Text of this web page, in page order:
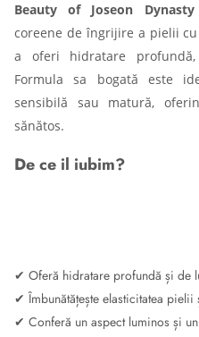
Beauty of Joseon Dynasty
coreene de îngrijire a pielii
a oferi hidratare
Formula sa bogată este
sensibilă sau matură,
sănătos.
De ce il iubim?
✔ Oferă hidratare profundă și de
✔ Îmbunătățește elasticitatea
✔ Conferă un aspect luminos și